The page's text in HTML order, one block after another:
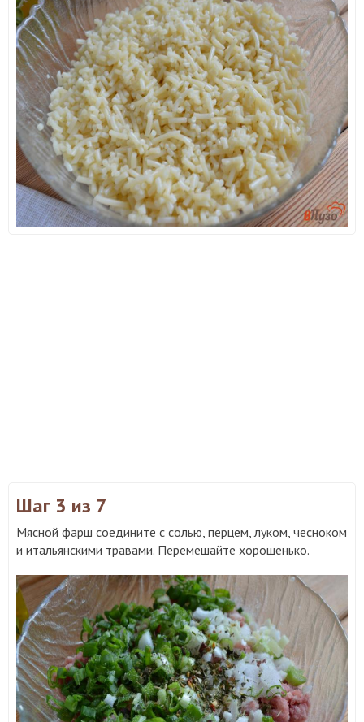
Шаг 3 из 7
Мясной фарш соедините с солью, перцем, луком, чесноком
и итальянскими травами. Перемешайте хорошенько.